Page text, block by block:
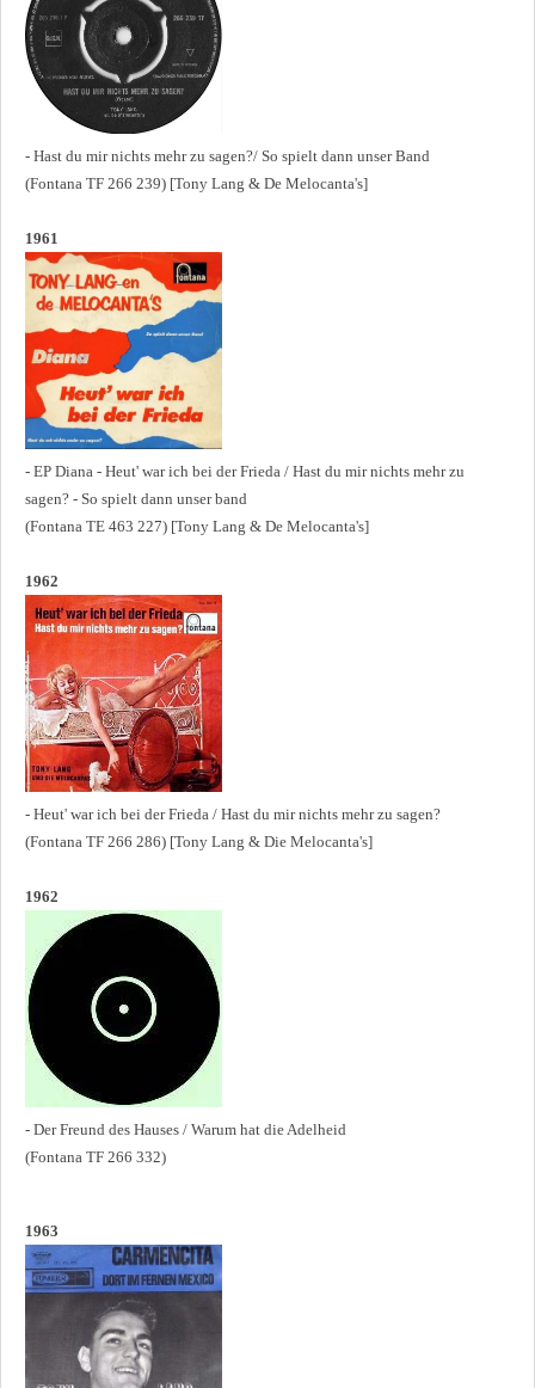
- Hast du mir nichts mehr zu sagen?/ So spielt dann unser Band
(Fontana TF 266 239) [Tony Lang & De Melocanta's]
1961
- EP Diana - Heut' war ich bei der Frieda / Hast du mir nichts mehr zu
sagen? - So spielt dann unser band
(Fontana TE 463 227) [Tony Lang & De Melocanta's]
1962
- Heut' war ich bei der Frieda / Hast du mir nichts mehr zu sagen?
(Fontana TF 266 286) [Tony Lang & Die Melocanta's]
1962
- Der Freund des Hauses / Warum hat die Adelheid
(Fontana TF 266 332)
1963